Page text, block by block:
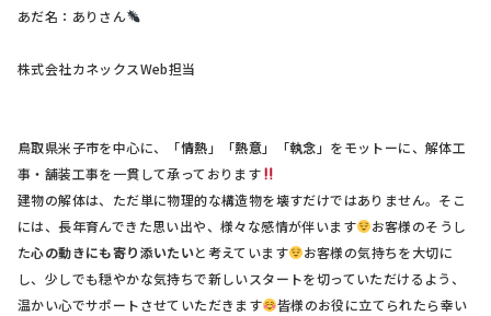
あだ名：ありさん
株式会社カネックスWeb担当
鳥取県米子市を中心に、「情熱 」「熱意」「執念 」をモットーに、解体工
事・舗装工事を一貫して承っております
建物の解体は、ただ単に物理的な構造物を壊すだけではありません。そこ
には、長年育んできた思い出や、様々な感情が伴います
お客様のそうし
た心の動きにも寄り添いたいと考えています
お客様の気持ちを大切に
し、少しでも穏やかな気持ちで新しいスタートを切っていただけるよう、
温かい心でサポートさせていただきます
皆様のお役に立てられたら幸い